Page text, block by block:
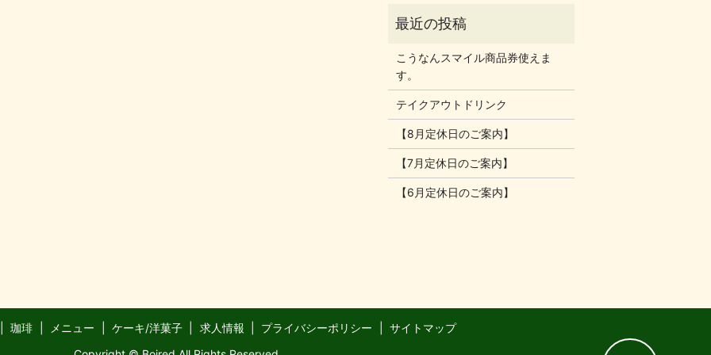
こうなんスマイル商品券使えま
す。
テイクアウトドリンク
【8月定休日のご案内】
【7月定休日のご案内】
【6月定休日のご案内】
珈琲 メニュー ケーキ/洋菓子 求人情報 プライバシーポリシー
サイトマップ